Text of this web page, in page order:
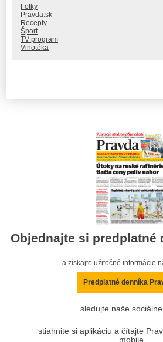
Fotky
Pravda.sk
Recepty
Šport
TV program
Vinotéka
Objednajte si predplatné
a získajte užitočné informácie
Predplatné denníka
sledujte naše
stiahnite si aplikáciu a čítajte
mobile